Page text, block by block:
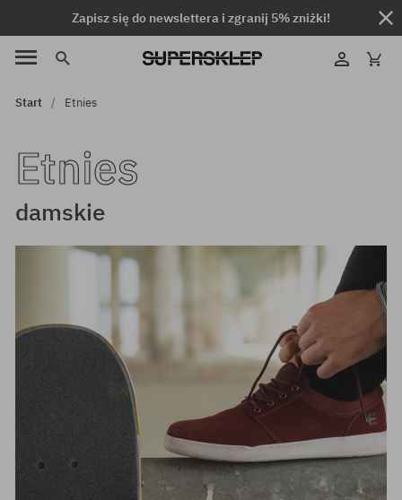
Zapisz się do newslettera i zgranij 5% zniżki!
Start Etnies
Etnies
damskie